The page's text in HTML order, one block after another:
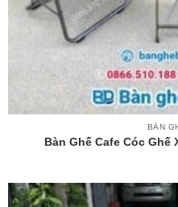
BÀN
Bàn Ghế Cafe Cóc Ghế